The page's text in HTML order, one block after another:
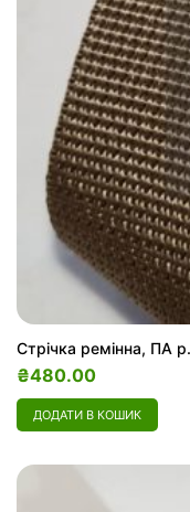
Стрічка ремінна, ПА
₴480.00
ДОДАТИ В КОШИК